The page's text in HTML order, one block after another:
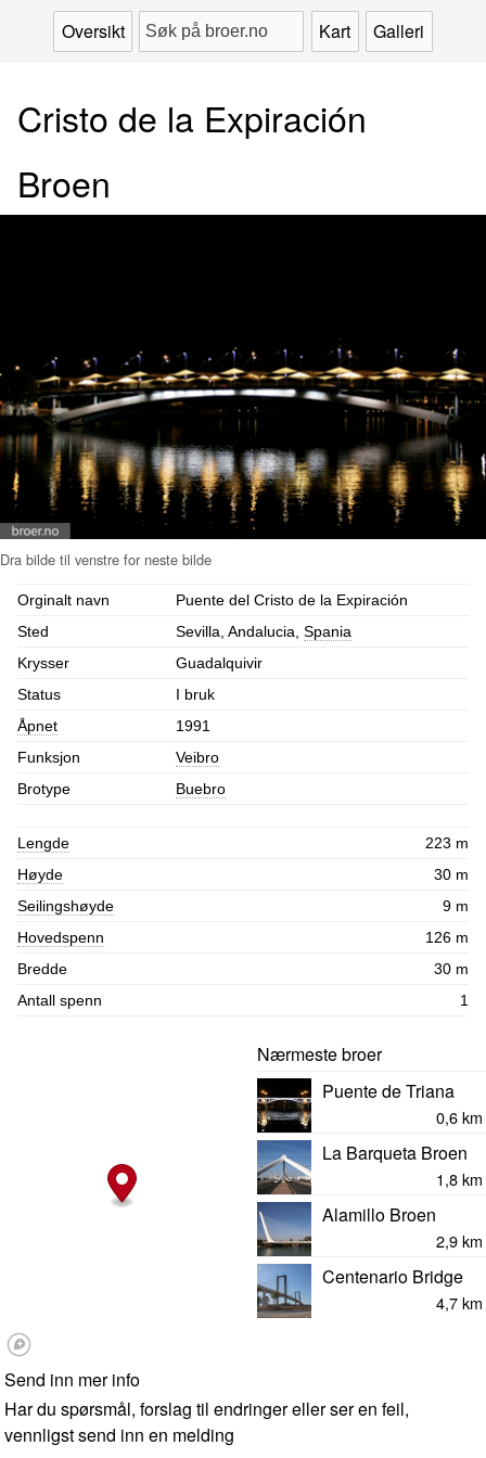
Oversikt Kart Galleri
Cristo de la Expiración
Broen
Orginalt navn
Puente del Cristo de la Expiración
Sted
Sevilla, Andalucia, Spania
Krysser
Guadalquivir
Status
I bruk
Åpnet
1991
Funksjon
Veibro
Brotype
Buebro
Lengde
223 m
Høyde
30 m
Seilingshøyde
9 m
Hovedspenn
126 m
Bredde
30 m
Antall spenn
1
Nærmeste broer
Puente de Triana
0,6 km
La Barqueta Broen
1,8 km
Alamillo Broen
2,9 km
Centenario Bridge
4,7 km
Send inn mer info
Har du spørsmål, forslag til endringer eller ser en feil,
vennligst send inn en melding